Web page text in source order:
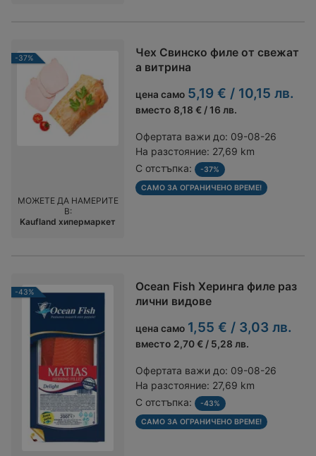
-37%
Чех Свинско филе от свежат
а витрина
цена само 5,19 € / 10,15 лв.
вместо 8,18 € / 16 лв.
Офертата важи до: 09-08-26
На разстояние: 27,69 km
С отстъпка:
-37%
САМО ЗА ОГРАНИЧЕНО ВРЕМЕ!
МОЖЕТЕ ДА НАМЕРИТЕ
В:
Kaufland хипермаркет
-43%
Ocean Fish Херинга филе раз
лични видове
цена само 1,55 € / 3,03 лв.
вместо 2,70 € / 5,28 лв.
Офертата важи до: 09-08-26
На разстояние: 27,69 km
С отстъпка:
-43%
САМО ЗА ОГРАНИЧЕНО ВРЕМЕ!